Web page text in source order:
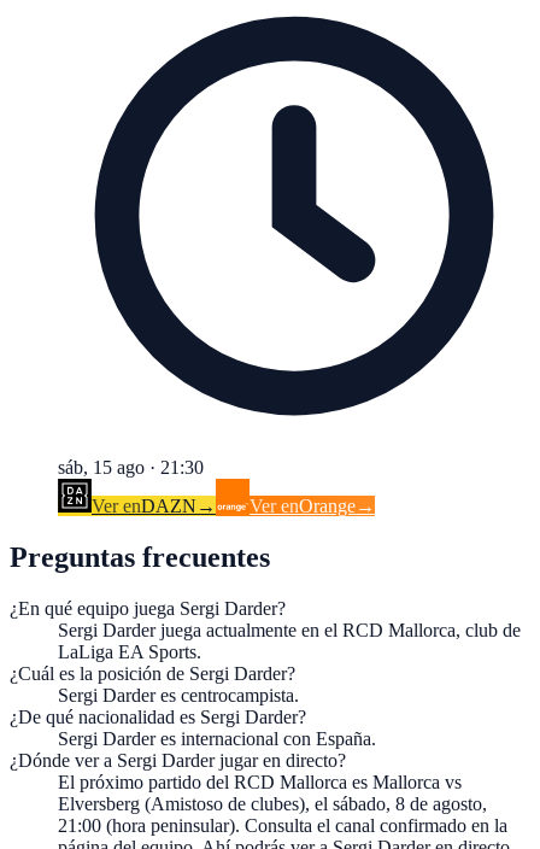
sáb, 15 ago · 21:30
Ver enDAZN → Ver enOrange→
Preguntas frecuentes
¿En qué equipo juega Sergi Darder?
Sergi Darder juega actualmente en el RCD Mallorca, club de
LaLiga EA Sports.
¿Cuál es la posición de Sergi Darder?
Sergi Darder es centrocampista.
¿De qué nacionalidad es Sergi Darder?
Sergi Darder es internacional con España.
¿Dónde ver a Sergi Darder jugar en directo?
El próximo partido del RCD Mallorca es Mallorca vs
Elversberg (Amistoso de clubes), el sábado, 8 de agosto,
21:00 (hora peninsular). Consulta el canal confirmado en la